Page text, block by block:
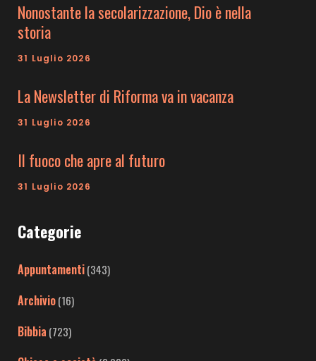
Nonostante la secolarizzazione, Dio è nella
storia
31 Luglio 2026
La Newsletter di Riforma va in vacanza
31 Luglio 2026
Il fuoco che apre al futuro
31 Luglio 2026
Categorie
Appuntamenti(343)
Archivio(16)
Bibbia (723)